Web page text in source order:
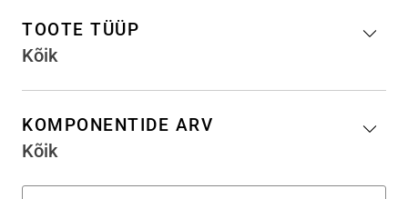
TOOTE TÜÜP
Kõik
KOMPONENTIDE ARV
Kõik